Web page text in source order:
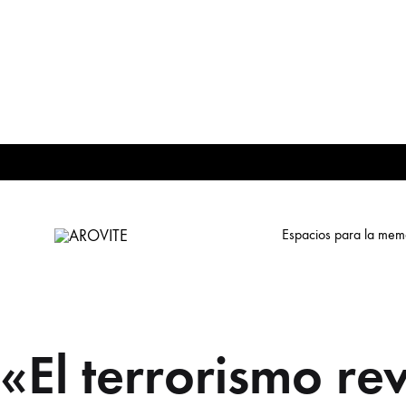
Violencia
Terrorista
Espacios para la
«El terrorismo